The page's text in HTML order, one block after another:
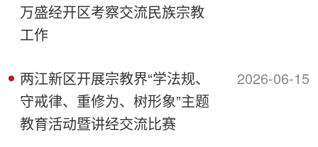
万盛经开区考察交流民族宗教
工作
两江新区开展宗教界“学法规、
守戒律、重修为、树形象”主题
教育活动暨讲经交流比赛
2026-06-15